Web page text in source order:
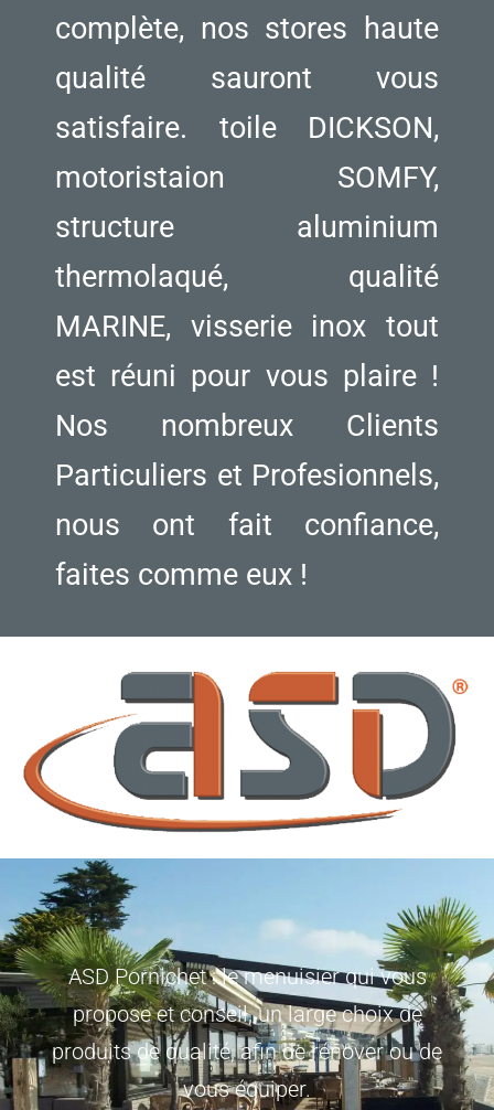
complète, nos stores haute
qualité sauront vous
satisfaire. toile DICKSON,
motoristaion SOMFY,
structure aluminium
thermolaqué, qualité
MARINE, visserie inox tout
est réuni pour vous plaire !
Nos nombreux Clients
Particuliers et Profesionnels,
nous ont fait confiance,
faites comme eux !
ASD Pornichet : le menuisier qui vous
propose et conseil, un large choix de
produits de qualité, afin de rénover ou de
vous équiper.